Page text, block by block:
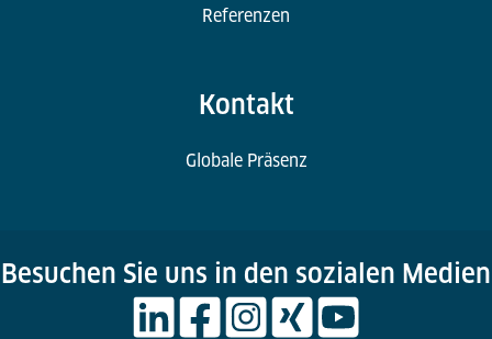
Referenzen
Kontakt
Globale Präsenz
Besuchen Sie uns in den sozialen Medien